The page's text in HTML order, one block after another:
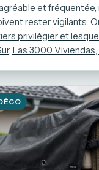
et fréquentée,
rester vigilants.
privilégier et
Las 3000 Viviendas,